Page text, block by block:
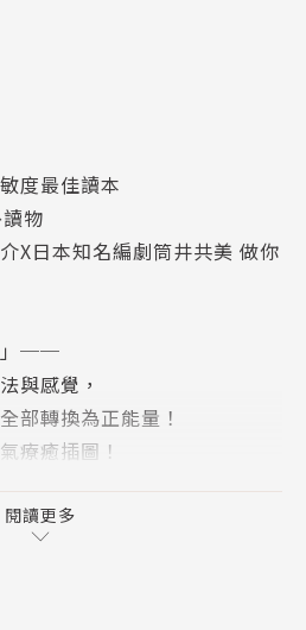
度最佳讀本
物
X日本知名編劇筒井共美 做你
」──
與感覺，
部轉換為正能量！
療癒插圖！
宙黑洞」呢？
歡當「英雄的智庫」！
牙的阿公開心的跑來找我
閱讀更多